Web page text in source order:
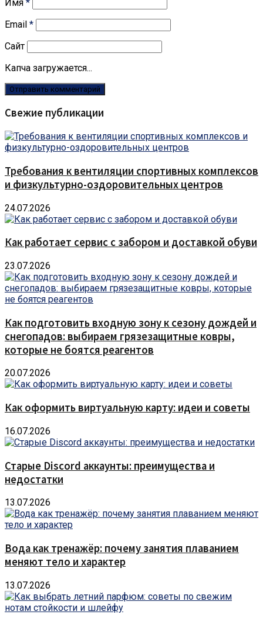
Имя *
Email *
Сайт
Капча загружается...
Свежие публикации
Требования к вентиляции спортивных комплексов
и физкультурно-оздоровительных центров
24.07.2026
Как работает сервис с забором и доставкой обуви
23.07.2026
Как подготовить входную зону к сезону дождей и
снегопадов: выбираем грязезащитные ковры,
которые не боятся реагентов
20.07.2026
Как оформить виртуальную карту: идеи и советы
16.07.2026
Старые Discord аккаунты: преимущества и
недостатки
13.07.2026
Вода как тренажёр: почему занятия плаванием
меняют тело и характер
13.07.2026